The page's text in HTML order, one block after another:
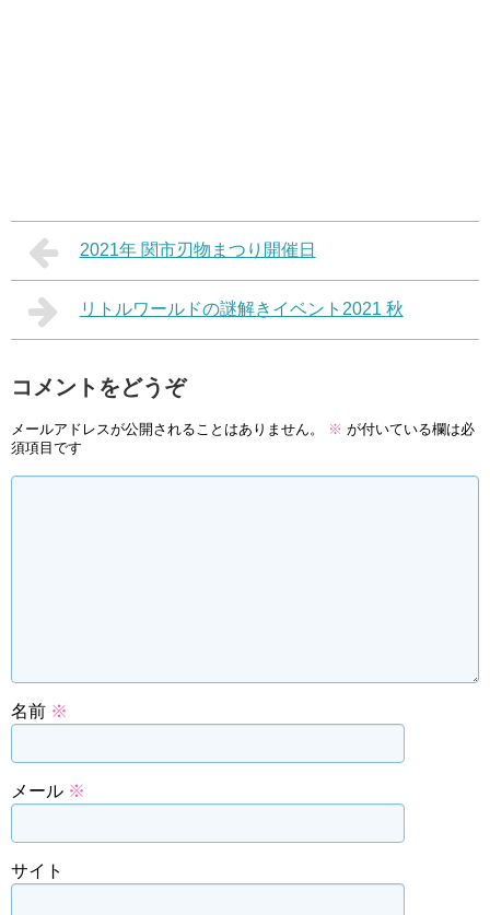
2021年 関市刃物まつり開催日
リトルワールドの謎解きイベント2021 秋
コメントをどうぞ
メールアドレスが公開されることはありません。 ※ が付いている欄は必
須項目です
名前 ※
メール ※
サイト